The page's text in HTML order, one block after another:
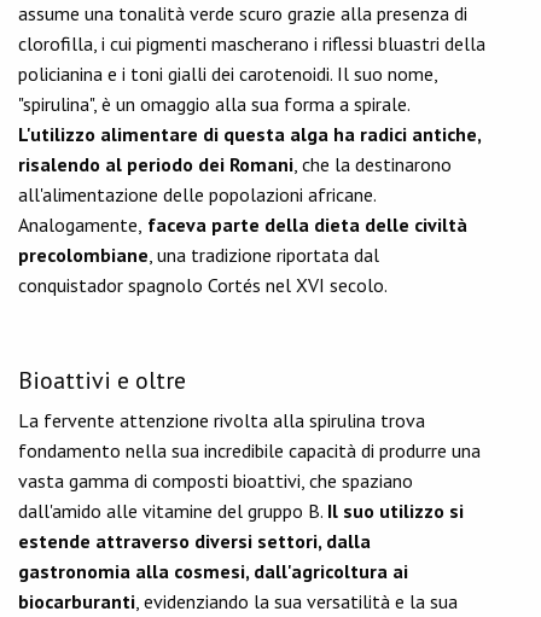
assume una tonalità verde scuro grazie alla presenza di
clorofilla, i cui pigmenti mascherano i riflessi bluastri della
policianina e i toni gialli dei carotenoidi. Il suo nome,
"spirulina", è un omaggio alla sua forma a spirale.
L'utilizzo alimentare di questa alga ha radici antiche,
risalendo al periodo dei Romani, che la destinarono
all'alimentazione delle popolazioni africane.
Analogamente, faceva parte della dieta delle civiltà
precolombiane, una tradizione riportata dal
conquistador spagnolo Cortés nel XVI secolo.
Bioattivi e oltre
La fervente attenzione rivolta alla spirulina trova
fondamento nella sua incredibile capacità di produrre una
vasta gamma di composti bioattivi, che spaziano
dall'amido alle vitamine del gruppo B. Il suo utilizzo si
estende attraverso diversi settori, dalla
gastronomia alla cosmesi, dall'agricoltura ai
biocarburanti, evidenziando la sua versatilità e la sua